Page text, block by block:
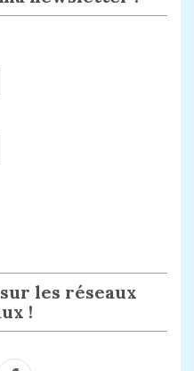
les réseaux
!